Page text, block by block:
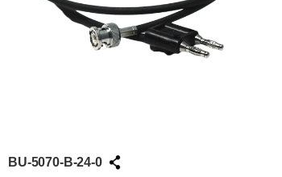
BU-5070-B-24-0